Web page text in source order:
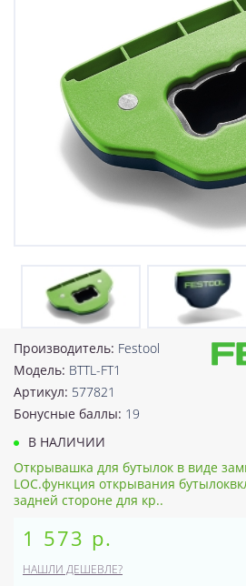
Производитель: Festool
Модель: BTTL-FT1
Артикул: 577821
Бонусные баллы: 19
В НАЛИЧИИ
Открывашка для бутылок в виде
LOC.функция открывания
задней стороне для кр..
1 573 р.
НАШЛИ ДЕШЕВЛЕ?